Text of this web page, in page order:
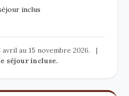
inclus
au 15 novembre 2026.
|
séjour incluse.